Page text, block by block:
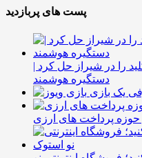
پست های پربازدید
را در شیراز حل کرد |
دستگیره هوشمند
یک بازی
حوزه پرداخت های ارزی